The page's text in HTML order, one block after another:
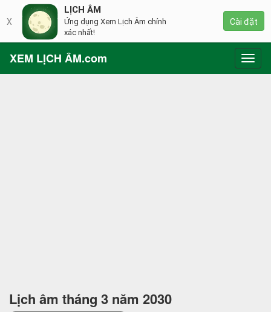
XEM LỊCH ÂM.com
Lịch âm tháng 3 năm 2030
X
LỊCH ÂM
Ứng dụng Xem Lịch Âm chính
xác nhất!
Cài đặt